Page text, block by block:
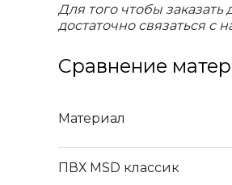
Для того чтобы
достаточно связаться
Сравнение
Материал
ПВХ MSD классик